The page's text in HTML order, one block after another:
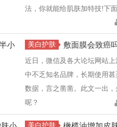
法，你就能给肌肤加特技!下
美白护肤 敷面膜会致癌
近日，微信及各大论坛网站
中不乏知名品牌，长期使用
数据，言之凿凿。此文一出
呢？
美白护肤